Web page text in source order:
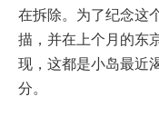
在拆除。为了纪念这
描，并在上个月的东
现，这都是小岛最近
分。